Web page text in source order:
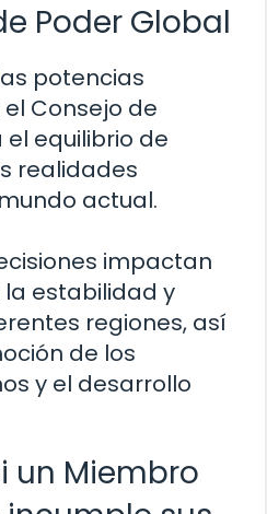
Poder Global
potencias
Consejo de
equilibrio de
realidades
actual.
impactan
estabilidad y
regiones, así
de los
y el desarrollo
un Miembro